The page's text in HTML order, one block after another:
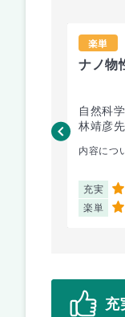
楽単
ナノ物
自然科
林靖彦
内容につ
充実 3
楽単
充